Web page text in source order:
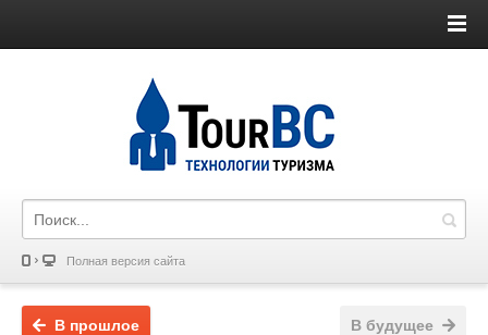
Полная версия сайта
В будущее
В прошлое